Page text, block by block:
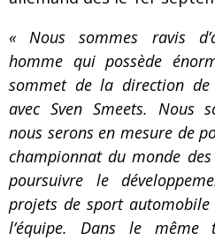
« Nous sommes ravis
homme qui possède
sommet de la direction de
avec Sven Smeets. Nous
nous serons en mesure de
championnat du monde
poursuivre le
projets de sport automobile
l’équipe. Dans le même